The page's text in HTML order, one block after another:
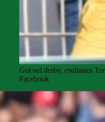
Gol nel derby, esultanza
Facebook